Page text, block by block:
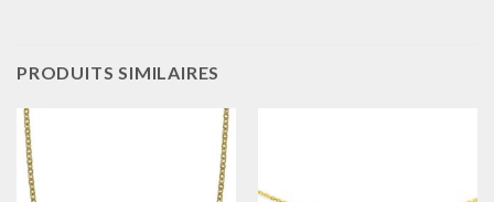
PRODUITS SIMILAIRES